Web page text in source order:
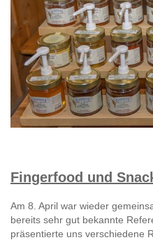
Fingerfood und
Am 8. April war wieder
bereits sehr gut bekannte
präsentierte uns verschiedene